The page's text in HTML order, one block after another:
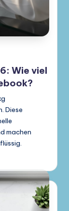
Wie viel
Diese
machen